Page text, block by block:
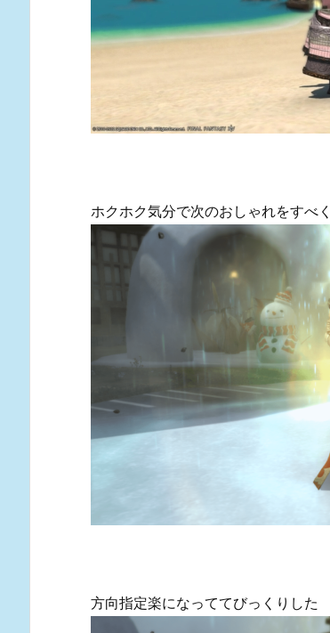
ホクホク気分で次のおしゃれをす
方向指定楽になっててびっくりした